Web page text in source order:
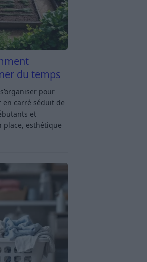
du temps
pour
en carré séduit de
et
place, esthétique